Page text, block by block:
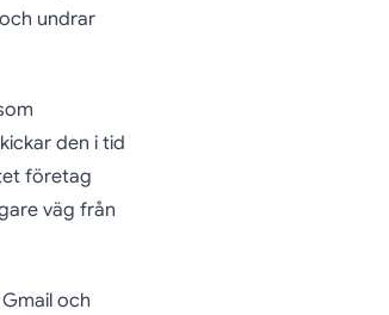
undrar
den i tid
företag
väg från
och